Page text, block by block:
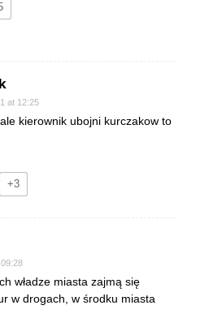
at 12:25
kierownik ubojni kurczakow to
+3
władze miasta zajmą się
w drogach, w środku miasta